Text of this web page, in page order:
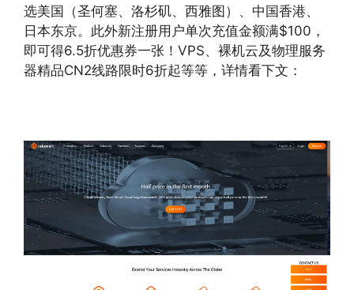
选美国（圣何塞、洛杉矶、西雅图）、中国香港、
日本东京。此外新注册用户单次充值金额满$100，
即可得6.5折优惠券一张！VPS、裸机云及物理服务
器精品CN2线路限时6折起等等，详情看下文：